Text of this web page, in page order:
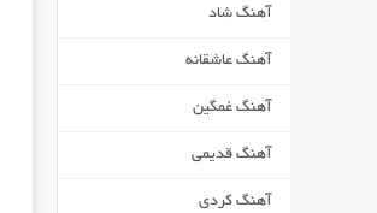
آهنگ شاد
آهنگ عاشقانه
آهنگ غمگین
آهنگ قدیمی
آهنگ کردی